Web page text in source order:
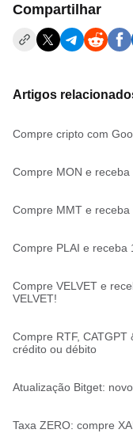
Compartilhar
Artigos
Compre cripto com
Compre MON e
Compre MMT e
Compre PLAI e receba
Compre VELVET e
VELVET!
Compre RTF,
crédito ou débito
Atualização Bitget:
Taxa ZERO: compre